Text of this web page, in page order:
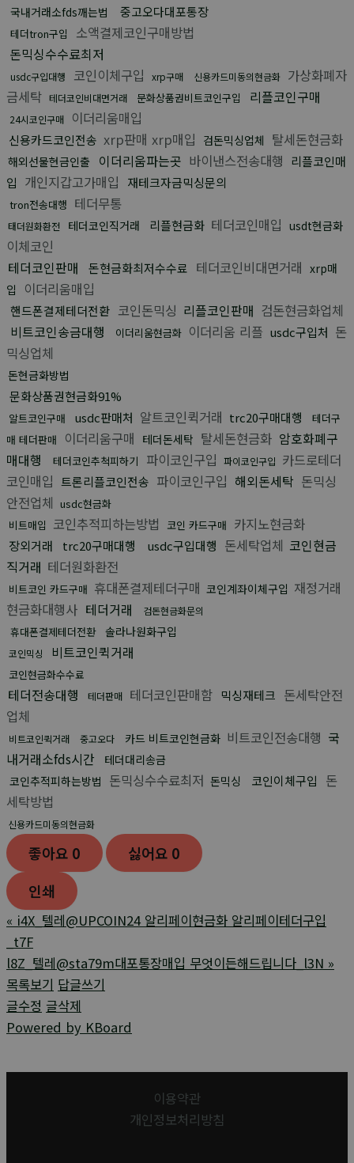
국내거래소fds깨는법 중고오다대포통장
테더tron구입
소액결제코인구매방법
돈믹싱수수료최저
usdc구입대행 코인이체구입 xrp구매 신용카드미동의현금화 가상화폐자
금세탁 테더코인비대면거래 문화상품권비트코인구입 리플코인구매
24시코인구매 이더리움매입
신용카드코인전송 xrp판매 xrp매입 검돈믹싱업체 탈세돈현금화
해외선물현금인출 이더리움파는곳 바이낸스전송대행 리플코인매
입 개인지갑고가매입 재테크자금믹싱문의
tron전송대행 테더무통
태더원화환전 테더코인직거래 리플현금화 테더코인매입 usdt현금화
이체코인
테더코인판매
돈현금화최저수수료 테더코인비대면거래 xrp매
입
이더리움매입
핸드폰결제테더전환 코인돈믹싱 리플코인판매 검돈현금화업체
비트코인송금대행
이더리움현금화 이더리움 리플 usdc구입처 돈
믹싱업체
돈현금화방법
문화상품권현금화91%
알트코인구매 usdc판매처 알트코인퀵거래 trc20구매대행
테더구
매 테더판매
이더리움구매 테더돈세탁 탈세돈현금화 암호화폐구
매대행
테더코인추척피하기 파이코인구입 파이코인구입 카드로테더
코인매입 트론리플코인전송 파이코인구입 해외돈세탁 돈믹싱
안전업체 usdc현금화
비트매입 코인추적피하는방법 코인 카드구매 카지노현금화
장외거래 trc20구매대행 usdc구입대행 돈세탁업체 코인현금
직거래 테더원화환전
비트코인 카드구매 휴대폰결제테더구매 코인계좌이체구입 재정거래
현금화대행사 테더거래 검돈현금화문의
휴대폰결제테더전환 솔라나원화구입
코인믹싱 비트코인퀵거래
코인현금화수수료
테더전송대행 테더판매 테더코인판매함 믹싱재테크 돈세탁안전
업체
비트코인퀵거래 중고오다 카드 비트코인현금화 비트코인전송대행 국
내거래소fds시간
테더대리송금
코인추적피하는방법 돈믹싱수수료최저 돈믹싱 코인이체구입
돈
세탁방법
신용카드미동의현금화
좋아요 0 싫어요 0
인쇄
« i4X_텔레@UPCOIN24 알리페이현금화 알리페이테더구입
_t7F
l8Z_텔레@sta79m대포통장매입 무엇이든해드립니다_l3N »
목록보기 답글쓰기
글수정 글삭제
Powered by KBoard
이용약관
개인정보처리방침